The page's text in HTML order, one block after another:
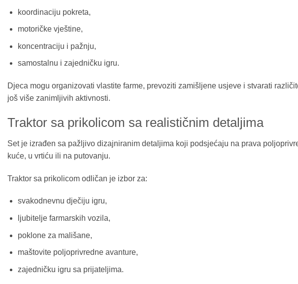
koordinaciju pokreta,
motoričke vještine,
koncentraciju i pažnju,
samostalnu i zajedničku igru.
Djeca mogu organizovati vlastite farme, prevoziti zamišljene usjeve i stvarati
još više zanimljivih aktivnosti.
Traktor sa prikolicom sa realističnim detaljima
Set je izrađen sa pažljivo dizajniranim detaljima koji podsjećaju na prava
kuće, u vrtiću ili na putovanju.
Traktor sa prikolicom odličan je izbor za:
svakodnevnu dječiju igru,
ljubitelje farmarskih vozila,
poklone za mališane,
maštovite poljoprivredne avanture,
zajedničku igru sa prijateljima.